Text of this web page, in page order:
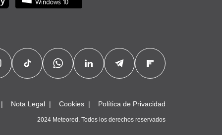
Nota Legal Cookies Política de Privacidad
2024 Meteored. Todos los derechos reservados